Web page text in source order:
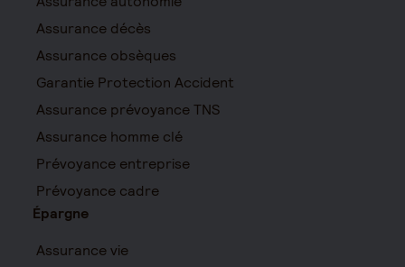
Assurance décès
Assurance obsèques
Garantie Protection Accident
Assurance prévoyance TNS
Assurance homme clé
Prévoyance entreprise
Prévoyance cadre
Épargne
Assurance vie